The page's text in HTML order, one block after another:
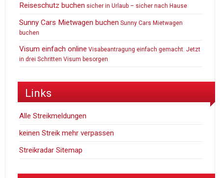
Reiseschutz buchen sicher in Urlaub – sicher nach Hause
Sunny Cars Mietwagen buchen Sunny Cars Mietwagen
buchen
Visum einfach online Visabeantragung einfach gemacht. Jetzt
in drei Schritten Visum besorgen
Links
Alle Streikmeldungen
keinen Streik mehr verpassen
Streikradar Sitemap